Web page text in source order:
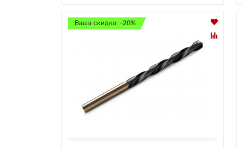
Ваша скидка: -20%